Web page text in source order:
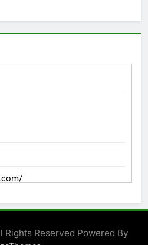
Rights Reserved Powered By